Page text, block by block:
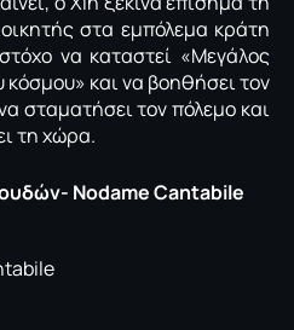
στα εμπόλεμα κράτη
να καταστεί «Μεγάλος
κόσμου» και να βοηθήσει τον
σταματήσει τον πόλεμο και
τη χώρα.
Nodame Cantabile